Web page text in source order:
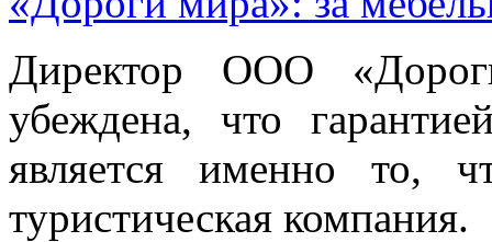
Директор ООО
убеждена, что
является именно то,
туристическая компания.